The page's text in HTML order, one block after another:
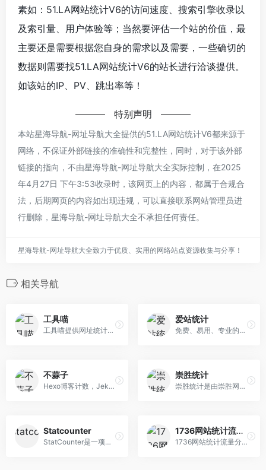
素如：51.LA网站统计V6的访问速度、搜索引擎收录以
及索引量、用户体验等；当然要评估一个站的价值，最
主要还是需要根据您自身的需求以及需要，一些确切的
数据则需要找51.LA网站统计V6的站长进行洽谈提供。
如该站的IP、PV、跳出率等！
特别声明
本站星海导航-网址导航大全提供的51.LA网站统计V6都来源于
网络，不保证外部链接的准确性和完整性，同时，对于该外部
链接的指向，不由星海导航-网址导航大全实际控制，在2025
年4月27日 下午3:53收录时，该网页上的内容，都属于合规合
法，后期网页的内容如出现违规，可以直接联系网站管理员进
行删除，星海导航-网址导航大全不承担任何责任。
星海导航-网址导航大全致力于优质、实用的网络站点资源收集与分享！
相关导航
工具喵
工具喵提供网址统计、APP数据分析和实时监控，支持网络监控、异常报警和用户行为分析，助您高效管理资源。
爱站统计
免费、易用、专业的网站数据统计与营销分析平台
不蒜子
Hexo博客计数，Jekyll博客计数器，Octopress访问统计，GitHub Pages博客访问量统计，静态网站计数，静态博客计数，网站计数器，网站计数插件，博客计数器，WordPress计数插件, DedeCMS计数插件, Z-Blog计数器插件, Joomla计数器, emlog计数器, MediaWiki计数器
崇胜统计
崇胜统计是由崇胜网络科技有限公司研发的一款流量监控分析平台，提供网站流量统计服务，致力于为网站开发者及中小企业提供专业的营销工具和解决方案。
Statcounter
StatCounter是一项简单但功能强大的实时网络分析服务，网站统计工具，可帮助您跟踪、分析和了解访客，以便您能够做出良好的决策，从而在网上取得更大的成功。
1736网站统计流量分析平台
1736网站统计流量分析平台-免费、易用、匿名、专业的网站数据统计与营销分析平台